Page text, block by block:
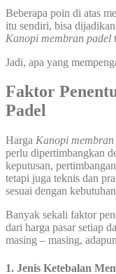
Beberapa poin di atas
itu sendiri, bisa
Kanopi membran padel
Jadi, apa yang
Faktor
Padel
Harga Kanopi membran
perlu dipertimbangkan
keputusan,
tetapi juga teknis dan
sesuai dengan
Banyak sekali faktor
dari harga pasar setiap
masing – masing,
1. Jenis Ketebalan